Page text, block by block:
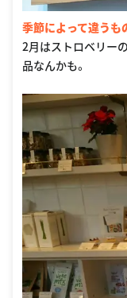
季節によって違うも
2月はストロベリー
品なんかも。